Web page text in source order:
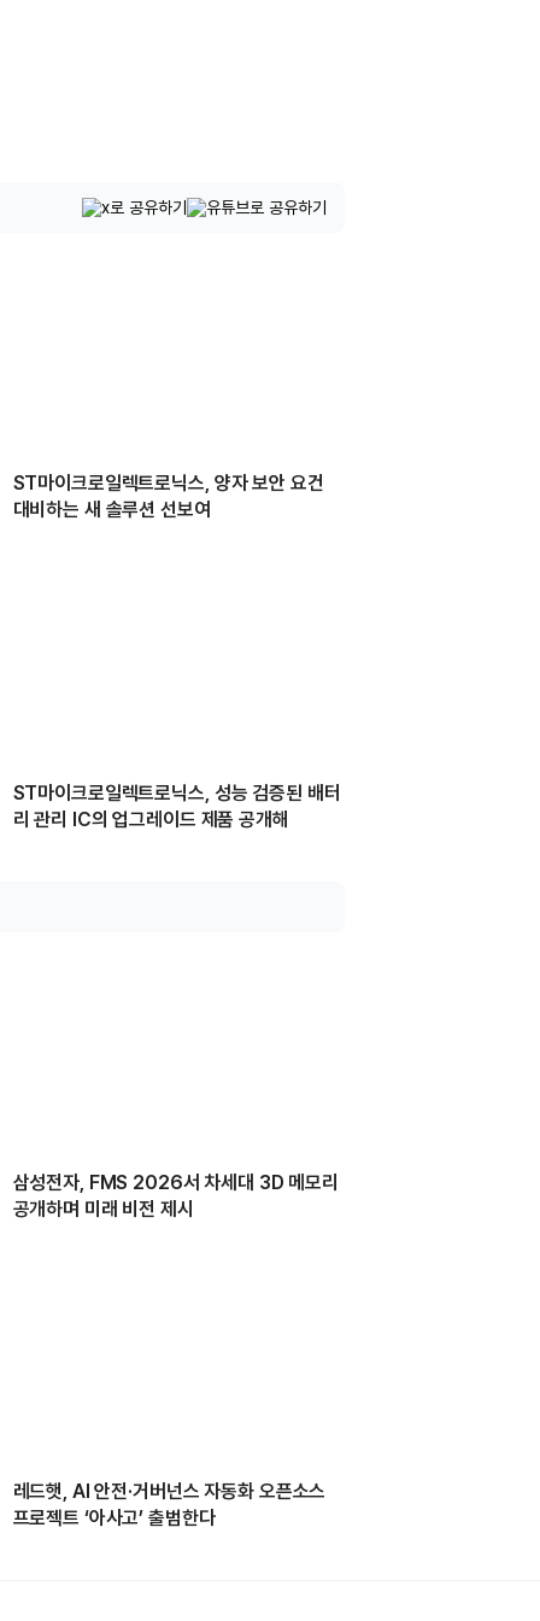
ST마이크로일렉트로닉스, 양자 보안 요건
대비하는 새 솔루션 선보여
ST마이크로일렉트로닉스, 성능 검증된 배터
리 관리 IC의 업그레이드 제품 공개해
삼성전자, FMS 2026서 차세대 3D 메모리
공개하며 미래 비전 제시
레드햇, AI 안전·거버넌스 자동화 오픈소스
프로젝트 ‘아사고’ 출범한다